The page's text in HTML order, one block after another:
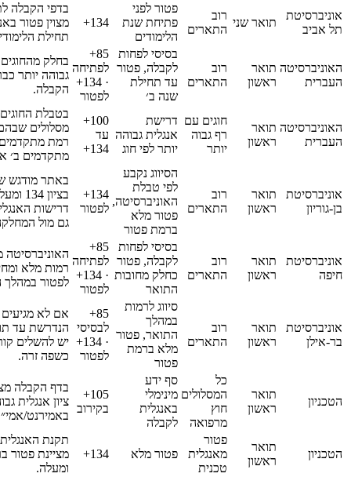
אוניברסיטת
תל אביב
תואר שני
רוב
התארים
פטור לפני
פתיחת שנת
הלימודים
134+
בדפי הקבלה
מצוין פטור
תחילת
האוניברסיטה
העברית
תואר
ראשון
רוב
התארים
בסיסי לפחות
לקבלה, פטור
עד תחילת
שנה ב׳
85+
לפתיחה
· 134+
לפטור
בחלק
גבוהה יותר
הקבלה.
האוניברסיטה
העברית
תואר
ראשון
חוגים עם
רף גבוה
יותר
דרישת
אנגלית גבוהה
יותר לפי חוג
100+
עד
134+
בטבלת
מסלולים
רמת
מתקדמים ב׳
אוניברסיטת
בן-גוריון
תואר
ראשון
רוב
התארים
הסיווג נקבע
לפי טבלת
האוניברסיטה,
פטור מלא
ברמת פטור
134+
לפטור
באתר מודגש
בציון
דרישות
גם מול
אוניברסיטת
חיפה
תואר
ראשון
רוב
התארים
בסיסי לפחות
לקבלה, פטור
כחלק מחובות
התואר
85+
לפתיחה
· 134+
לפטור
רמות מלא
לפטור במהלך
אוניברסיטת
בר-אילן
תואר
ראשון
רוב
התארים
סיווג לרמות
במהלך
התואר, פטור
מלא ברמת
פטור
85+
לבסיסי
· 134+
לפטור
אם לא
הנדרשת עד
יש להשלים
כשפה זרה.
הטכניון
תואר
ראשון
כל
המסלולים
חוץ
מרפואה
סף ידע
מינימלי
באנגלית
לקבלה
105+
בקירוב
בדף הקבלה
באמירנט/
הטכניון
תואר
ראשון
פטור
מאנגלית
טכנית
פטור מלא 134+
תקנת
ומעלה.